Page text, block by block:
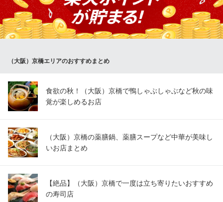
ルやハイボール・サワーや焼酎・日本酒など種類豊富にご用意し
ております！二次会や急な飲み会に◎
京橋焼き鳥/個室居酒屋
大阪府大阪市都島区片町2-4-5 京橋駅前ビル4F
（大阪）京橋エリアのおすすめまとめ
食欲の秋！（大阪）京橋で鴨しゃぶしゃぶなど秋の味
覚が楽しめるお店
（大阪）京橋の薬膳鍋、薬膳スープなど中華が美味し
いお店まとめ
【絶品】（大阪）京橋で一度は立ち寄りたいおすすめ
の寿司店